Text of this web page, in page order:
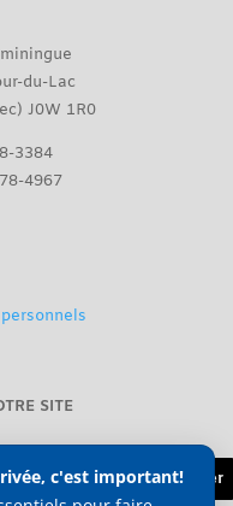
du-Lac
J0W 1R0
3384
4967
SITE
c'est important!